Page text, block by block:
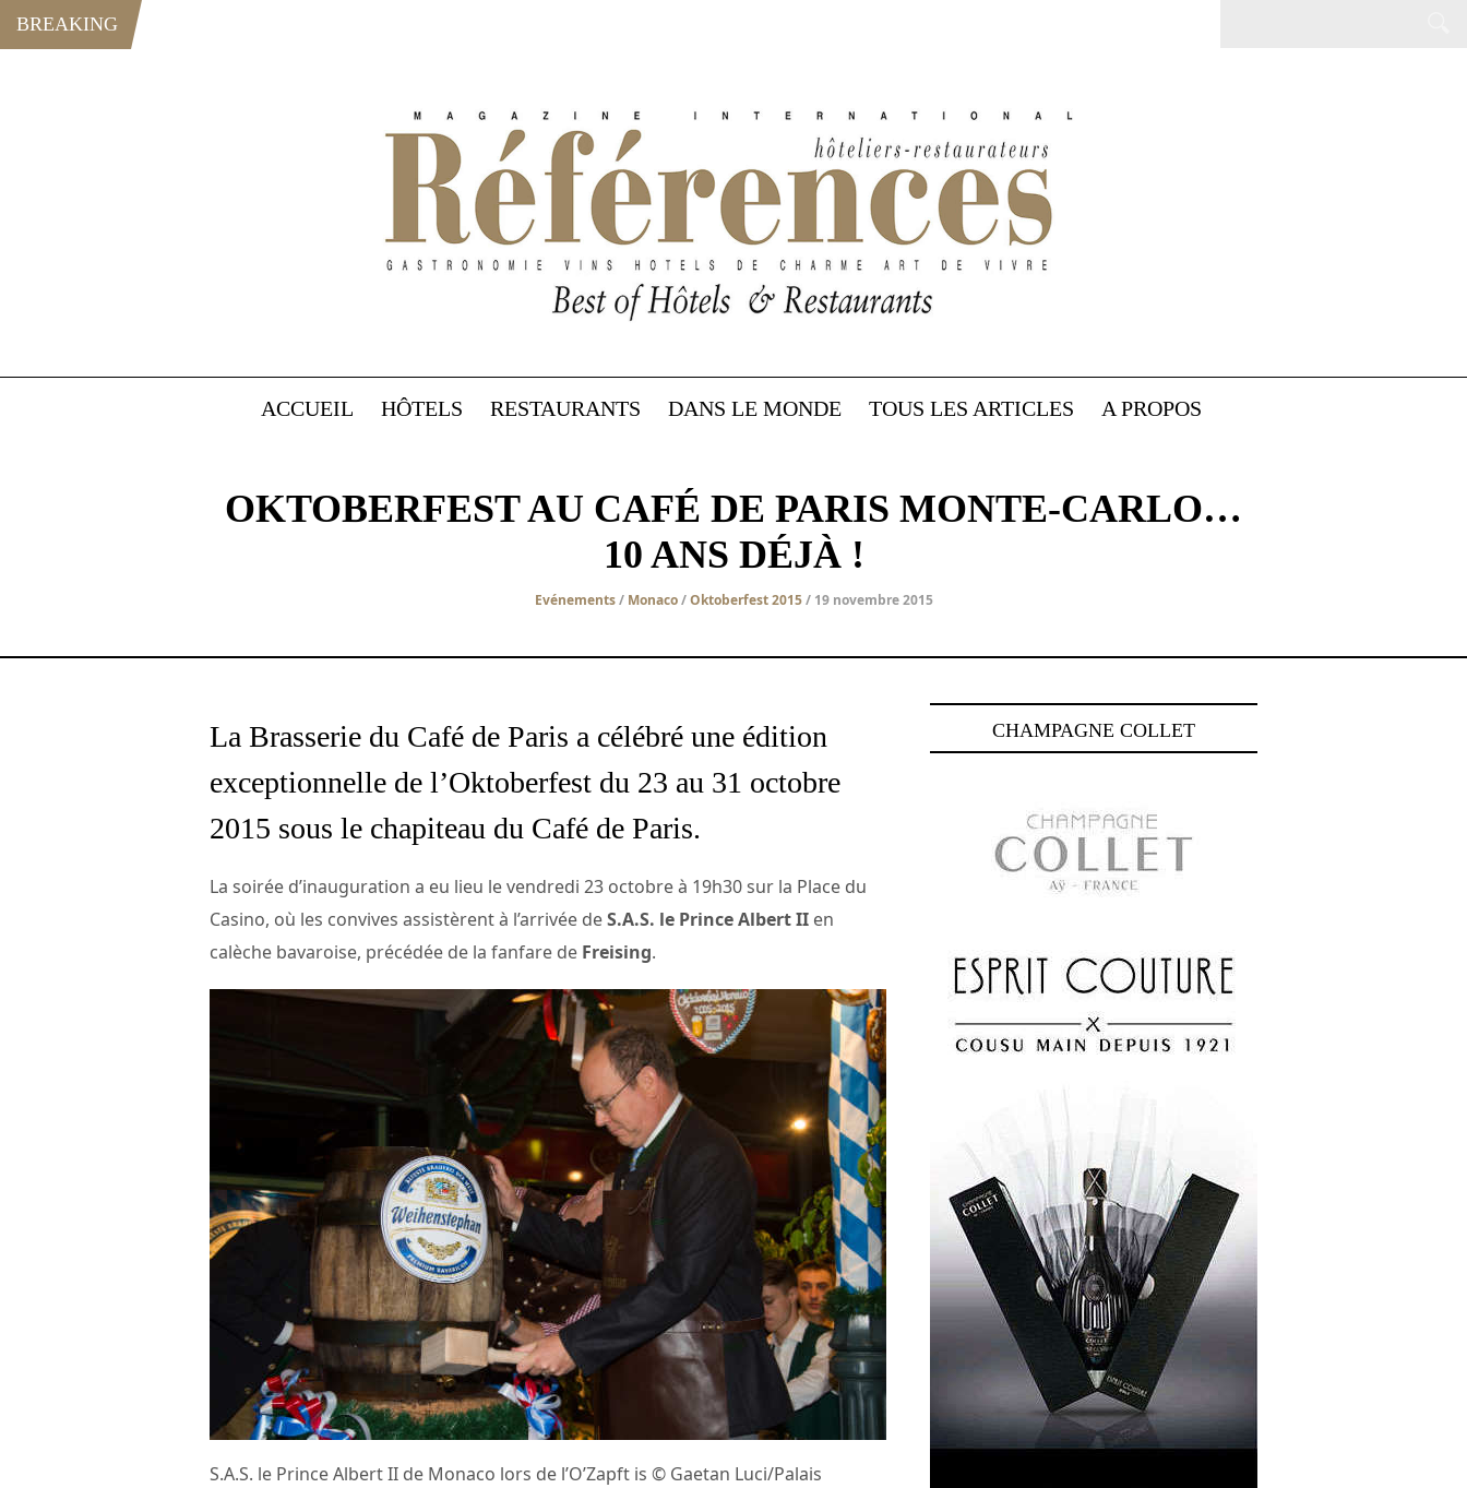
BREAKING
ACCUEIL HÔTELS RESTAURANTS DANS LE MONDE TOUS LES ARTICLES A PROPOS
OKTOBERFEST AU CAFÉ DE PARIS MONTE-CARLO…
10 ANS DÉJÀ !
Evénements/ Monaco/Oktoberfest 2015/ 19 novembre 2015
La Brasserie du Café de Paris a célébré une édition
exceptionnelle de l’Oktoberfest du 23 au 31 octobre
2015 sous le chapiteau du Café de Paris.
La soirée d’inauguration a eu lieu le vendredi 23 octobre à 19h30 sur la Place du
Casino, où les convives assistèrent à l’arrivée deS.A.S. le Prince Albert II en
calèche bavaroise, précédée de la fanfare de Freising.
S.A.S. le Prince Albert II de Monaco lors de l’O’Zapft is © Gaetan Luci/Palais
CHAMPAGNE COLLET